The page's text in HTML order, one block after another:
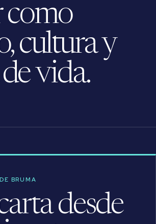
como
cultura y
vida.
BRUMA
desde